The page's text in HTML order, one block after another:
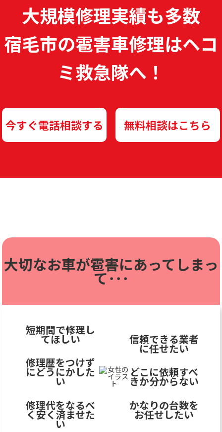
大規模修理実績も多数
宿毛市の雹害車修理はヘコ
ミ救急隊へ！
今すぐ電話相談する 無料相談はこちら
大切なお車が雹害にあってしまっ
て･･･
短期間で修理し
てほしい
修理歴をつけず
にどうにかした
い
修理代をなるべ
く安く済ませた
い
信頼できる業者
に任せたい
どこに依頼すべ
きか分からない
かなりの台数を
お任せしたい